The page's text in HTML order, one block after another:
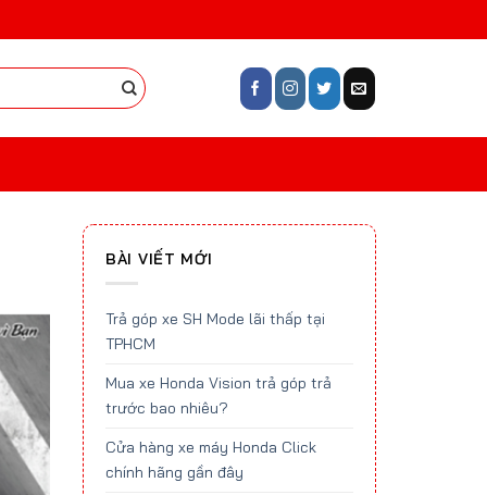
BÀI VIẾT MỚI
Trả góp xe SH Mode lãi thấp tại
TPHCM
Mua xe Honda Vision trả góp trả
trước bao nhiêu?
Cửa hàng xe máy Honda Click
chính hãng gần đây